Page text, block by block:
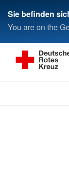
Sie befinden
You are on the